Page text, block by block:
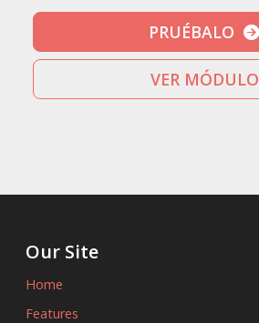
PRUÉBALO
VER MÓDULO
Our Site
Home
Features